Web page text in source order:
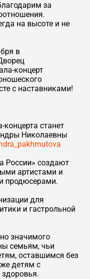
за
на высоте и не
в
концерт
с наставниками!
станет
Николаевны
России» создают
артистами и
продюсерами.
для
и гастрольной
значимого
семьям, чьи
оставшимся без
детям с